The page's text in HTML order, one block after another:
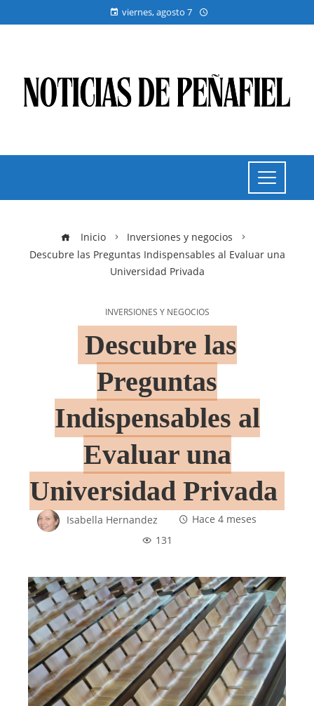
viernes, agosto 7
Inicio
Inversiones y negocios
Descubre las Preguntas Indispensables al Evaluar una
Universidad Privada
INVERSIONES Y NEGOCIOS
Descubre las
Preguntas
Indispensables al
Evaluar una
Universidad Privada
Isabella Hernandez
Hace 4 meses
131